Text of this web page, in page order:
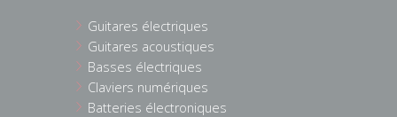
Guitares électriques
Guitares acoustiques
Basses électriques
Claviers numériques
Batteries électroniques